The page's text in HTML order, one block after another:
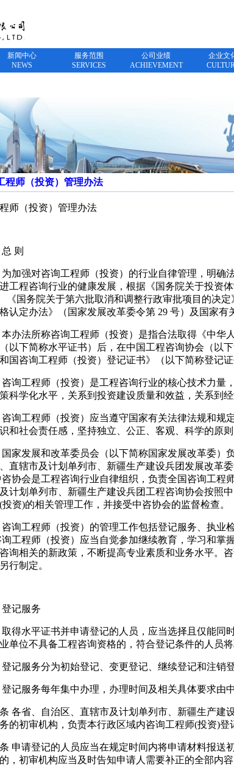
新闻中心
NEWS
服务范围
SERVICES
公司业绩
ACHIEVEMENT
企业文
程师（投资）管理办法
师（投资）管理办法
则
加强对咨询工程师（投资）的行业自律管理，明确
工程咨询行业的健康发展，根据《国务院关于投资
《国务院关于第六批取消和调整行政审批项目的决
认定办法》（国家发展改革委令第 29 号）及国家有
办法所称咨询工程师（投资）是指合法取得《中华
以下简称水平证书）后，在中国工程咨询协会（以
国咨询工程师（投资）登记证书》（以下简称登记
询工程师（投资）是工程咨询行业的核心技术力量
科学化水平，关系到投资建设质量和效益，关系到
询工程师（投资）应当遵守国家有关法律法规和规
和社会责任感，坚持独立、公正、客观、科学的原
家发展和改革委员会（以下简称国家发展改革委）
直辖市及计划单列市、新疆生产建设兵团发展改革
咨协会是工程咨询行业自律组织，负责全国咨询工程
计划单列市、新疆生产建设兵团工程咨询协会按照
投资)的相关管理工作，并接受中咨协会的监督检查。
询工程师（投资）的管理工作包括登记服务、执业
工程师（投资）应当自觉参加继续教育，学习和掌
询相关的新政策，不断提高专业素质和业务水平。
行制定。
记服务
得水平证书并申请登记的人员，应当选择且仅能同
单位不具备工程咨询资格的，符合登记条件的人员
记服务分为初始登记、变更登记、继续登记和注销
记服务每年集中办理，办理时间及相关具体要求由
各省、自治区、直辖市及计划单列市、新疆生产建
的初审机构，负责本行政区域内咨询工程师(投资)登
申请登记的人员应当在规定时间内将申请材料报送
，初审机构应当及时告知申请人需要补正的全部内容